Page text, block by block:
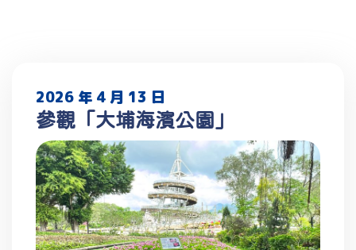
2026 年 4 月 13 日
參觀「大埔海濱公園」